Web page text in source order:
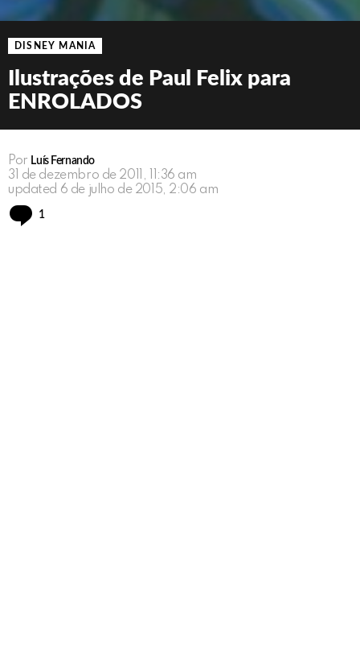
DISNEY MANIA
Ilustrações de Paul Felix para
ENROLADOS
Por Luís Fernando
31 de dezembro de 2011, 11:36 am
updated 6 de julho de 2015, 2:06 am
1